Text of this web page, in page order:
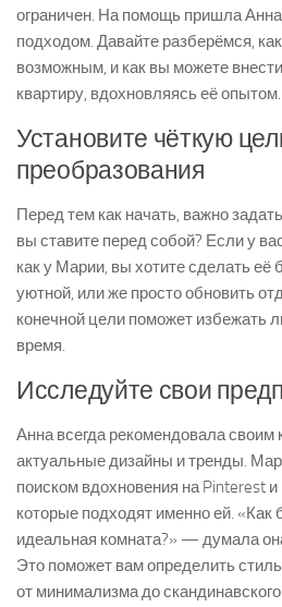
ограничен. На помощь пришла
подходом. Давайте разберёмся,
возможным, и как вы можете
квартиру, вдохновляясь её опытом.
Установите чёткую
преобразования
Перед тем как начать, важно
вы ставите перед собой? Если у
как у Марии, вы хотите сделать её
уютной, или же просто обновить
конечной цели поможет избежать
время.
Исследуйте свои
Анна всегда рекомендовала своим
актуальные дизайны и тренды.
поиском вдохновения на Pinterest и
которые подходят именно ей. «Как
идеальная комната?» — думала
Это поможет вам определить
от минимализма до